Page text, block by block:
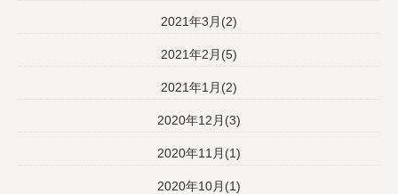
2021年3月(2)
2021年2月(5)
2021年1月(2)
2020年12月(3)
2020年11月(1)
2020年10月(1)